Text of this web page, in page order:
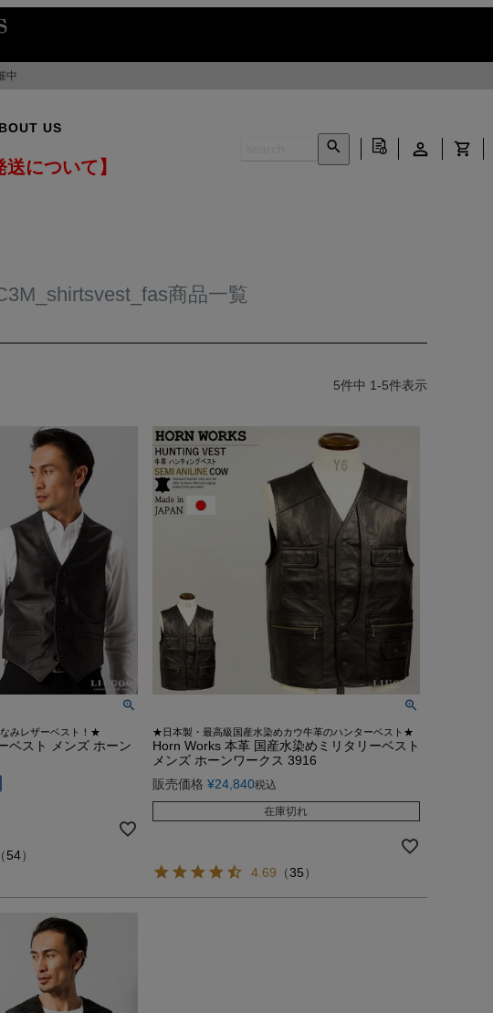
中
1.0神木隆之介さんご着用モデル
LEATHERS×VIBECA Co.
カキハラ公認-ロックンロールライダー-
LEATHERS×56TATTOO STUDIO
tokyo×オトコフクDX
24JAPAN 主演衣装採用モデル
パイロット訓練生ユニフォーム
LEATHERS×THE Hu米国進出記念
SOON
OUTLET・SALE ▶
配布中のクーポン▶
レビュー投稿キャンペーン▶
5つの安心サービス
会社概要
▶
木隆之介さんご着用モデル
Co.
パイロット訓練生ユニフォーム
Hu米国進出記念
LEATHER CARE ▶
OUTLET・SALE ▶
配布中のクーポン▶
レビュー投稿キャンペーン▶
5つの安心サービス
ABOUT US
会社概要
US
ンペーン
ン配布中
突破！
キャンペーン
MEDIA-映画/ドラマ/TV
INSTAGRAM
STAFF BLOG
YOUTUBE
DEALER -取り扱い店-
会社概要
お知らせ
OEM/ODM-製造相談-
衣装協力
メディア取材
FAQ・お問い合わせ
について】
商品一覧
5件中 1-5件表示
みレザーベスト！★
ベスト メンズ ホーン
（54）
★日本製・最高級国産水染めカウ牛革のハンターベスト★
Horn Works 本革 国産水染めミリタリーベスト
メンズ ホーンワークス 3916
販売価格 ¥24,840税込
在庫切れ
4.69 （35）